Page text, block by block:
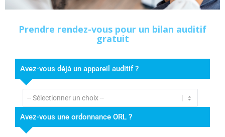
Prendre rendez-vous pour un bilan auditif
gratuit
Avez-vous déjà un appareil auditif ?
Avez-vous une ordonnance ORL ?